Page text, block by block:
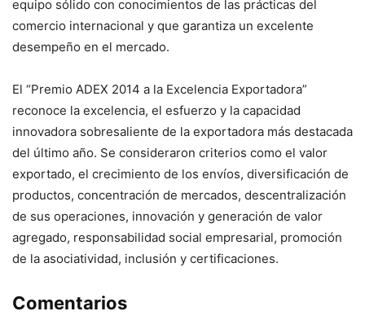
equipo sólido con conocimientos de las prácticas del
comercio internacional y que garantiza un excelente
desempeño en el mercado.
El “Premio ADEX 2014 a la Excelencia Exportadora”
reconoce la excelencia, el esfuerzo y la capacidad
innovadora sobresaliente de la exportadora más destacada
del último año. Se consideraron criterios como el valor
exportado, el crecimiento de los envíos, diversificación de
productos, concentración de mercados, descentralización
de sus operaciones, innovación y generación de valor
agregado, responsabilidad social empresarial, promoción
de la asociatividad, inclusión y certificaciones.
Comentarios